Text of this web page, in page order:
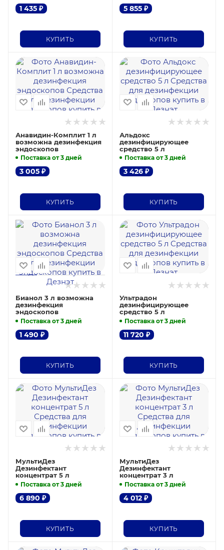
1 435 ₽
КУПИТЬ
5 855₽
КУПИТЬ
Анавидин-Комплит 1 л
возможна дезинфекция
эндоскопов
Поставка от 3 дней
3 005 ₽
КУПИТЬ
Альдокс
дезинфицирующее
средство 5 л
Поставка от 3 дней
3 426₽
КУПИТЬ
Бианол 3 л возможна
дезинфекция
эндоскопов
Поставка от 3 дней
1 490 ₽
КУПИТЬ
Ультрадон
дезинфицирующее
средство 5 л
Поставка от 3 дней
11 720 ₽
КУПИТЬ
МультиДез
Дезинфектант
концентрат 5 л
Поставка от 3 дней
6 890 ₽
КУПИТЬ
МультиДез
Дезинфектант
концентрат 3 л
Поставка от 3 дней
4 012₽
КУПИТЬ